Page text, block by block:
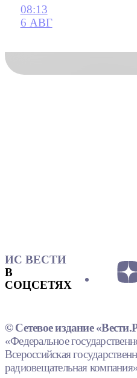
08:13
6 АВГ
ИС ВЕСТИ
В
СОЦСЕТЯХ
© Сетевое издание
«Федеральное
Всероссийская
радиовещательная